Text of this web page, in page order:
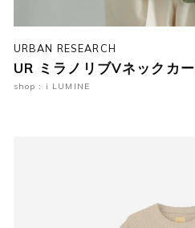
URBAN RESEARCH
UR ミラノリブVネックカ
shop : i LUMINE